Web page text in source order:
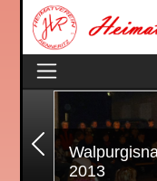
Zurück
2013